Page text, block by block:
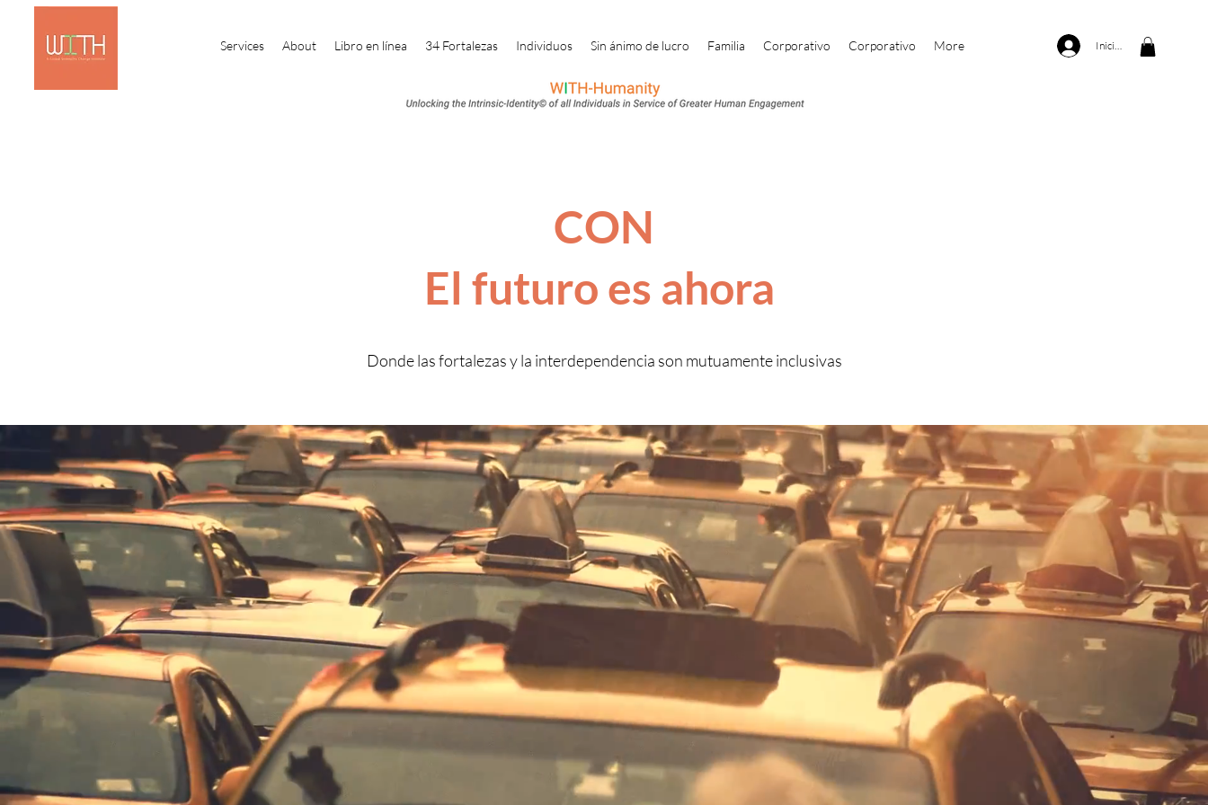
Services About Libro en línea 34 Fortalezas Individuos Sin ánimo de lucro Familia Corporativo Corporativo More Iniciar sesión
CON
El futuro es ahora
Donde las fortalezas y la interdependencia son mutuamente inclusivas